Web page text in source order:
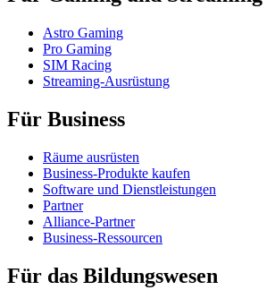
Astro Gaming
Pro Gaming
SIM Racing
Streaming-Ausrüstung
Für Business
Räume ausrüsten
Business-Produkte kaufen
Software und Dienstleistungen
Partner
Alliance-Partner
Business-Ressourcen
Für das Bildungswesen